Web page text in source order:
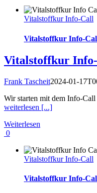
Vitalstoffkur Info-Call
Vitalstoffkur Info-
Vitalstoffkur
Frank Tascheit2024-01-
Wir starten mit dem Info-
weiterlesen [...]
Weiterlesen
0
Vitalstoffkur Info-Call
Vitalstoffkur Info-